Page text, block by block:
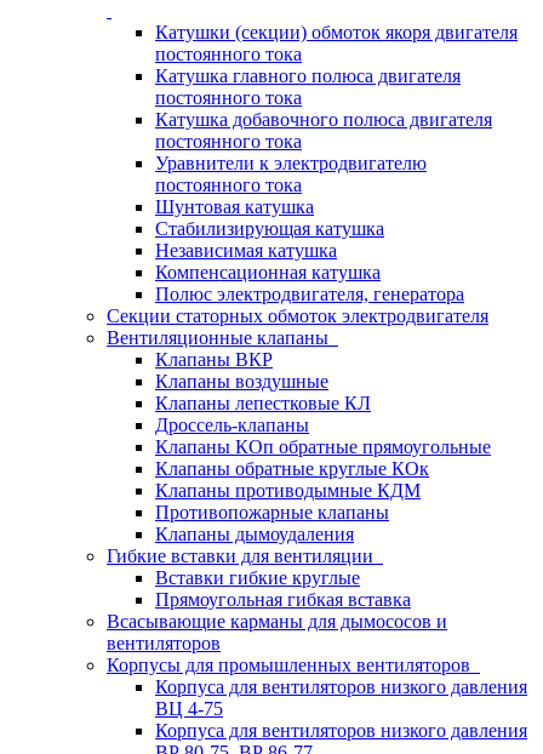
Катушки (секции) обмоток якоря двигателя
постоянного тока
Катушка главного полюса двигателя
постоянного тока
Катушка добавочного полюса двигателя
постоянного тока
Уравнители к электродвигателю
постоянного тока
Шунтовая катушка
Стабилизирующая катушка
Независимая катушка
Компенсационная катушка
Полюс электродвигателя, генератора
Секции статорных обмоток электродвигателя
Вентиляционные клапаны
Клапаны ВКР
Клапаны воздушные
Клапаны лепестковые КЛ
Дроссель-клапаны
Клапаны КОп обратные прямоугольные
Клапаны обратные круглые КОк
Клапаны противодымные КДМ
Противопожарные клапаны
Клапаны дымоудаления
Гибкие вставки для вентиляции
Вставки гибкие круглые
Прямоугольная гибкая вставка
Всасывающие карманы для дымососов и
вентиляторов
Корпусы для промышленных вентиляторов
Корпуса для вентиляторов низкого давления
ВЦ 4-75
Корпуса для вентиляторов низкого давления